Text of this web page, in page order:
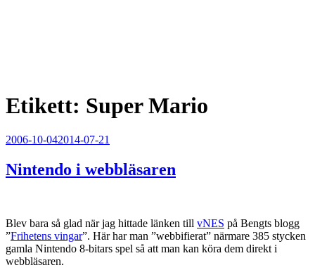
Etikett: Super Mario
Publicerat
2006-10-042014-07-21
Nintendo i webbläsaren
Blev bara så glad när jag hittade länken till vNES på Bengts blogg
”Frihetens vingar”. Här har man ”webbifierat” närmare 385 stycken
gamla Nintendo 8-bitars spel så att man kan köra dem direkt i
webbläsaren.